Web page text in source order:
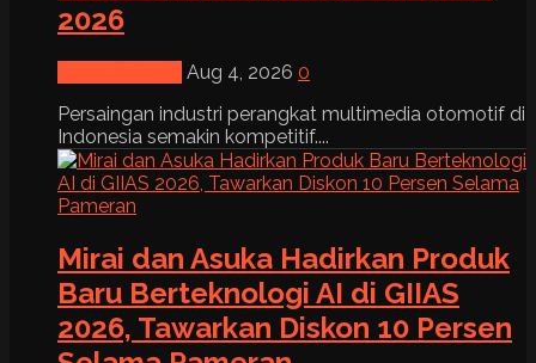
2026
Aug 4, 2026 0
Persaingan industri perangkat multimedia otomotif di
Indonesia semakin kompetitif....
Mirai dan Asuka Hadirkan Produk
Baru Berteknologi AI di GIIAS
2026, Tawarkan Diskon 10 Persen